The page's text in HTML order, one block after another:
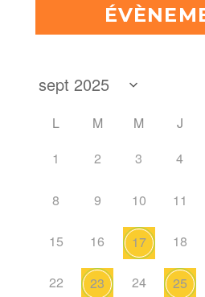
L M M J
1
2 3 4
8 9 10 11
15 16 17 18
22 23 24 25